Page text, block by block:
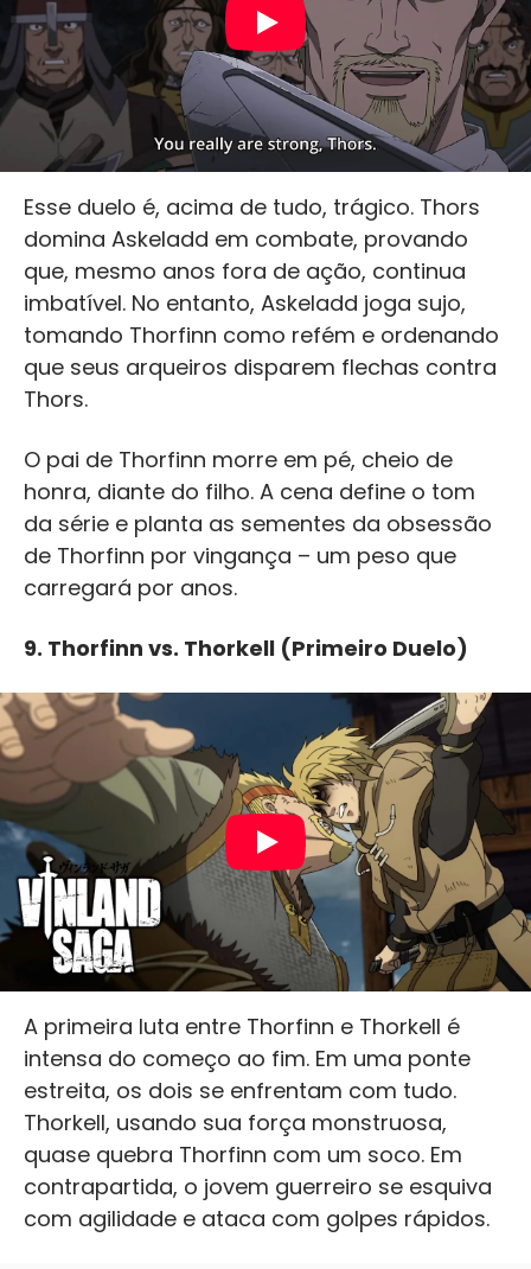
Esse duelo é, acima de tudo, trágico. Thors
domina Askeladd em combate, provando
que, mesmo anos fora de ação, continua
imbatível. No entanto, Askeladd joga sujo,
tomando Thorfinn como refém e ordenando
que seus arqueiros disparem flechas contra
Thors.
O pai de Thorfinn morre em pé, cheio de
honra, diante do filho. A cena define o tom
da série e planta as sementes da obsessão
de Thorfinn por vingança – um peso que
carregará por anos.
Thorfinn vs. Thorkell (Primeiro Duelo)
A primeira luta entre Thorfinn e Thorkell é
intensa do começo ao fim. Em uma ponte
estreita, os dois se enfrentam com tudo.
Thorkell, usando sua força monstruosa,
quase quebra Thorfinn com um soco. Em
contrapartida, o jovem guerreiro se esquiva
com agilidade e ataca com golpes rápidos.